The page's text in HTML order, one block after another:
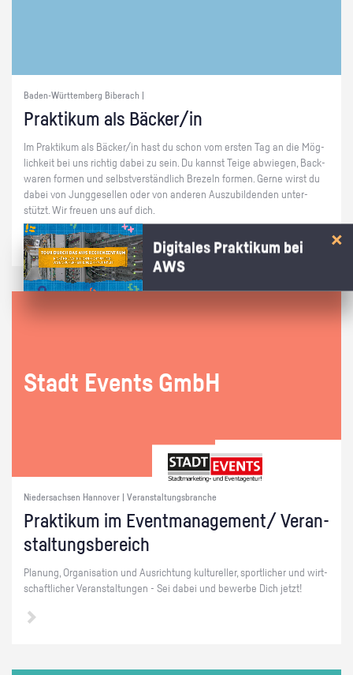
Baden-Württemberg Biberach |
Prak­ti­kum als Bä­cker/in
Im Prak­ti­kum als Bä­cker/in hast du schon vom ers­ten Tag an die Mög­
lich­keit bei uns rich­tig dabei zu sein. Du kannst Teige ab­wie­gen, Back­
wa­ren for­men und selbst­ver­ständ­lich Bre­zeln for­men. Gerne wirst du
dabei von Jung­ge­sel­len oder von an­de­ren Aus­zu­bil­den­den un­ter­
stützt. Wir freu­en uns auf dich.
Stadt Events GmbH
Niedersachsen Hannover | Veranstaltungsbranche
Prak­ti­kum im Event­ma­nage­ment/ Ver­an­
stal­tungs­be­reich
Pla­nung, Or­ga­ni­sa­ti­on und Aus­rich­tung kul­tu­rel­ler, sport­li­cher und wirt­
schaft­li­cher Ver­an­stal­tun­gen - Sei dabei und be­wer­be Dich jetzt!
Digitales Praktikum bei
AWS